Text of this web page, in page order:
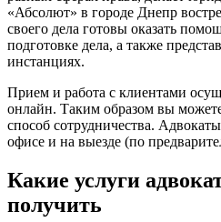
«Абсолют» в городе Днепр
своего дела готовы оказать
подготовке дела, а также
инстанциях.
Прием и работа с клиентами
онлайн. Таким образом вы
способ сотрудничества.
офисе и на выезде (по
Какие услуги
получить